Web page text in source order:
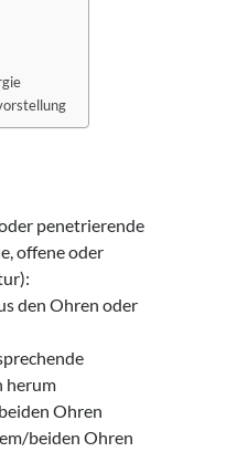
penetrierende
offene oder
den Ohren oder
herum
Ohren
beiden Ohren